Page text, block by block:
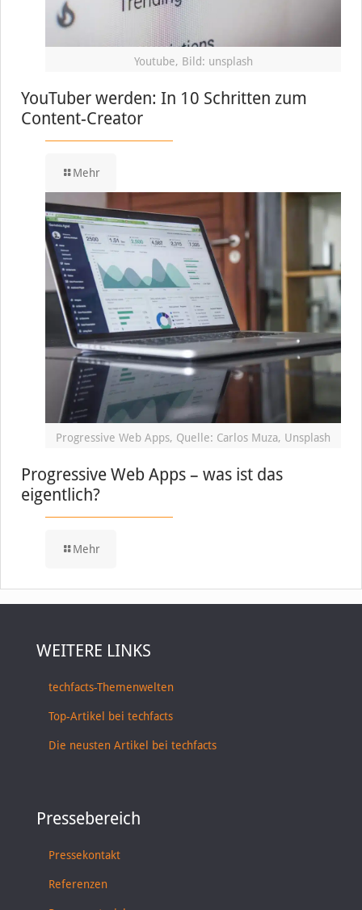
Youtube, Bild: unsplash
YouTuber werden: In 10 Schritten zum
Content-Creator
Mehr
Progressive Web Apps, Quelle: Carlos Muza, Unsplash
Progressive Web Apps – was ist das
eigentlich?
Mehr
WEITERE LINKS
techfacts-Themenwelten
Top-Artikel bei techfacts
Die neusten Artikel bei techfacts
Pressebereich
Pressekontakt
Referenzen